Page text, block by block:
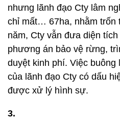
nhưng lãnh đạo Cty lâm
chỉ mất… 67ha, nhằm trốn
năm, Cty vẫn đưa diện tích
phương án bảo vệ rừng,
duyệt kinh phí. Việc buông
của lãnh đạo Cty có dấu
được xử lý hình sự.
3.